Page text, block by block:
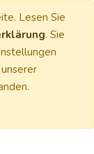
Lesen Sie
. Sie